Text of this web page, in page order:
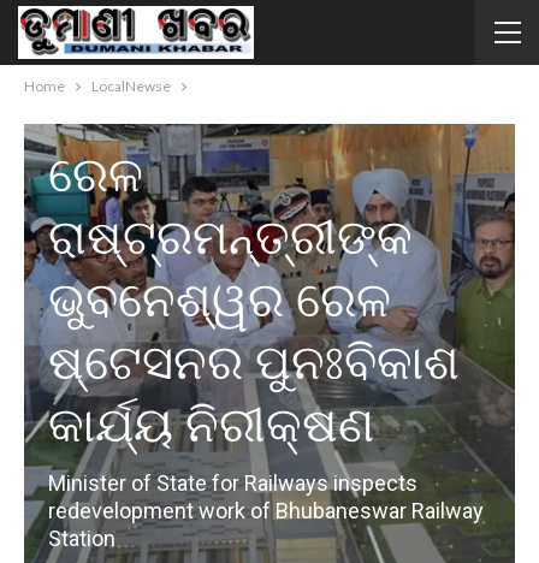
Home LocalNewse
ରେଳ
ରାଷ୍ଟ୍ରମନ୍ତ୍ରୀଙ୍କ
ଭୁବନେଶ୍ୱର ରେଳ
ଷ୍ଟେସନର ପୁନଃବିକାଶ
କାର୍ଯ୍ୟ ନିରୀକ୍ଷଣ
Minister of State for Railways inspects
redevelopment work of Bhubaneswar Railway
Station